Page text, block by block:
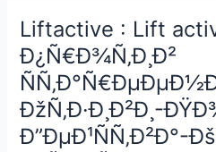
active
Krema
protiv
starenja-
Recenzije-
Prednosti-
Djeluje-
Liftactive : Lift
Ð¿Ñ€Ð¾Ñ‚Ð¸Ð²
ÐžÑ‚Ð·Ð¸Ð²Ð¸-
Ð”ÐµÐ¹ÑÑ‚Ð²Ð°-